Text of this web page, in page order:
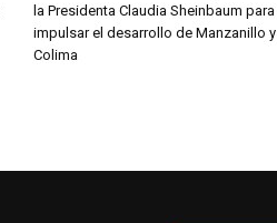
la Presidenta Claudia Sheinbaum para
impulsar el desarrollo de Manzanillo y
Colima